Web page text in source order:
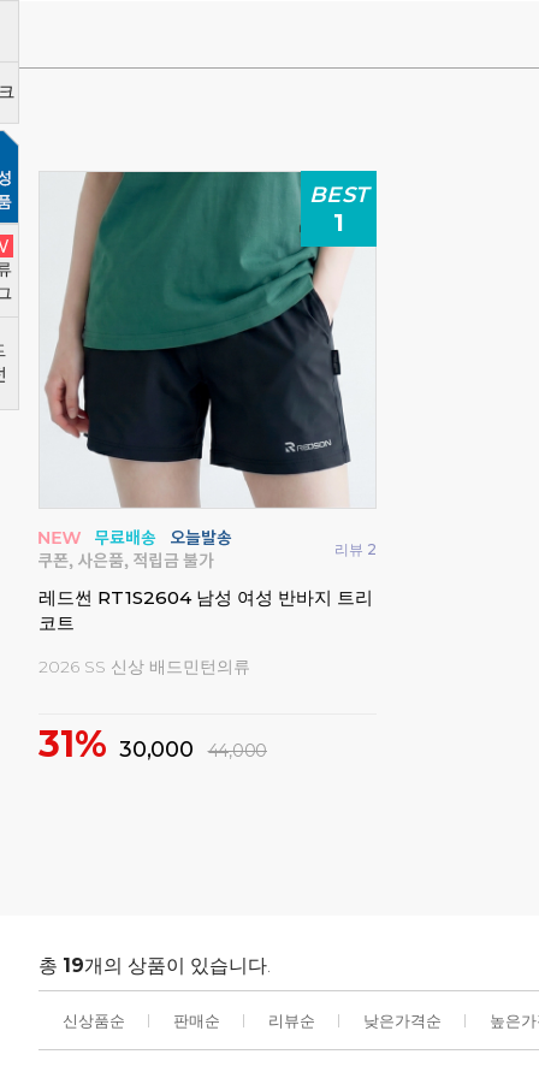
BEST
1
리뷰 2
레드썬 RT1S2604 남성 여성 반바지 트리
코트
2026 SS 신상 배드민턴의류
31% 30,000 44,000
총 19개의 상품이 있습니다.
신상품순 판매순 리뷰순 낮은가격순 높은